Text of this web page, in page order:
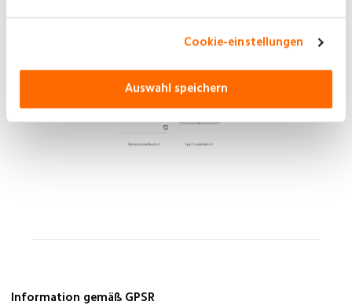
Cookie-einstellungen
Auswahl speichern
Information gemäß GPSR